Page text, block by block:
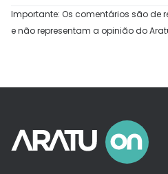
Importante: Os comentários são de
e não representam a opinião do